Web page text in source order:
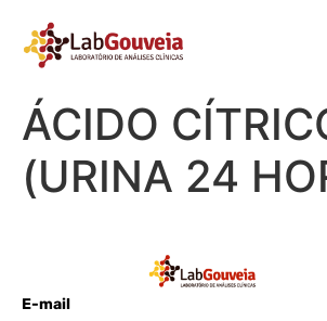
ÁCIDO
(URINA 24
E-mail